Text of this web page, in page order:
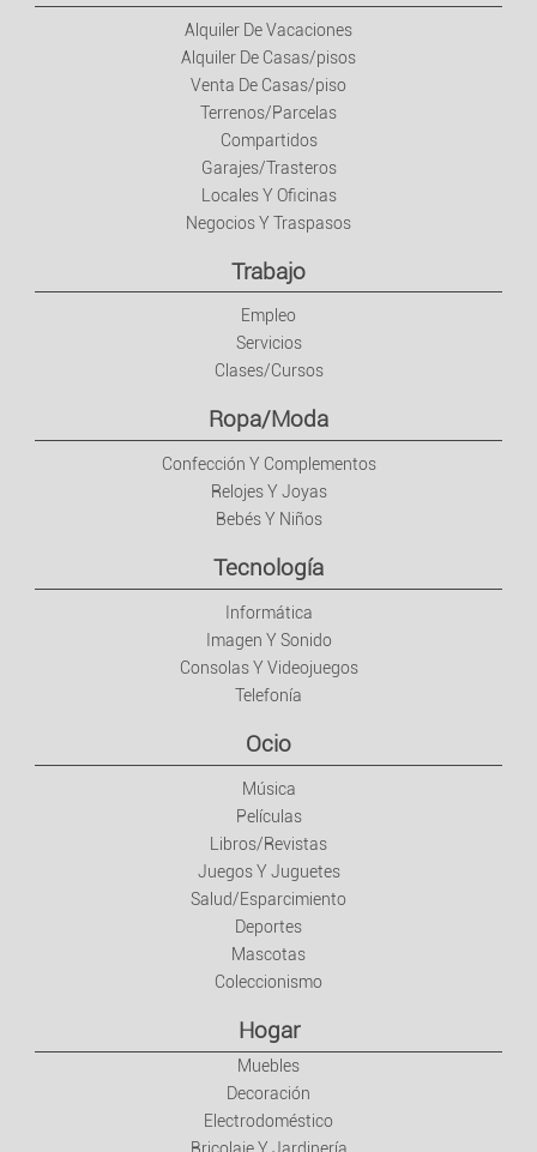
Alquiler De Vacaciones
Alquiler De Casas/pisos
Venta De Casas/piso
Terrenos/Parcelas
Compartidos
Garajes/Trasteros
Locales Y Oficinas
Negocios Y Traspasos
Trabajo
Empleo
Servicios
Clases/Cursos
Ropa/Moda
Confección Y Complementos
Relojes Y Joyas
Bebés Y Niños
Tecnología
Informática
Imagen Y Sonido
Consolas Y Videojuegos
Telefonía
Ocio
Música
Películas
Libros/Revistas
Juegos Y Juguetes
Salud/Esparcimiento
Deportes
Mascotas
Coleccionismo
Hogar
Muebles
Decoración
Electrodoméstico
Bricolaje Y Jardinería